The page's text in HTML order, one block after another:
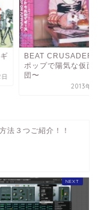
BEAT
ポップで陽気な仮面
団〜
2013年6
法３つご紹介！！